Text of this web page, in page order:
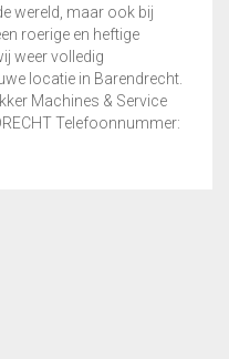
wereld, maar ook bij
roerige en heftige
weer volledig
locatie in Barendrecht.
Machines & Service
Telefoonnummer: